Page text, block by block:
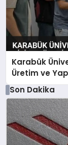
Karabük
Üretim ve
Son Dakika